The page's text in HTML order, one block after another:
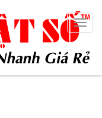
Toggle